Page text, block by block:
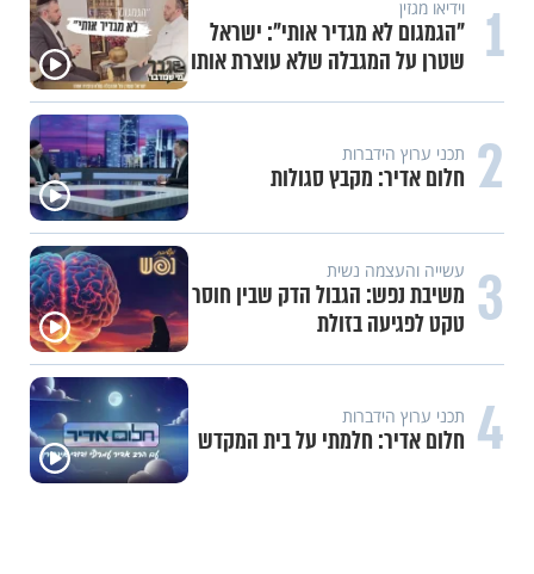
1 וידיאו מגזין
"הגמגום לא מגדיר אותי": ישראל
שטרן על המגבלה שלא עוצרת אותו
2 תכני ערוץ הידברות
חלום אדיר: מקבץ סגולות
3 עשייה והעצמה נשית
משיבת נפש: הגבול הדק שבין חוסר
טקט לפגיעה בזולת
4 תכני ערוץ הידברות
חלום אדיר: חלמתי על בית המקדש